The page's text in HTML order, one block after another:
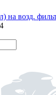
на возд.